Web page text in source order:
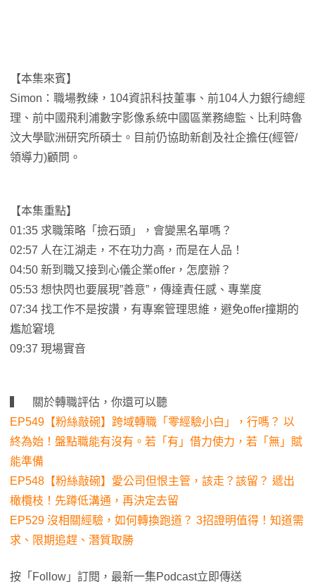
【本集來賓】
Simon：職場教練，104資訊科技董事、前104人力銀行總經
理、前中國飛利浦數字影像系統中國區業務總監、比利時魯
汶大學歐洲研究所碩士。目前仍協助新創及社企擔任(經管/
領導力)顧問。
【本集重點】
01:35 求職策略「撿石頭」，會變黑名單嗎？
02:57 人在江湖走，不在功力高，而是在人品！
04:50 新到職又接到心儀企業offer，怎麼辦？
05:53 想快閃也要展現”善意”，傳達責任感、專業度
07:34 找工作不是按讚，有專案管理思維，避免offer撞期的
尷尬窘境
09:37 現場實音
▍ 關於轉職評估，你還可以聽
EP549【粉絲敲碗】跨域轉職「零經驗小白」，行嗎？ 以
終為始！盤點職能有沒有。若「有」借力使力，若「無」賦
能準備
EP548【粉絲敲碗】愛公司但恨主管，該走？該留？ 遞出
橄欖枝！先蹲低溝通，再決定去留
EP529 沒相關經驗，如何轉換跑道？ 3招證明值得！知道需
求、限期追趕、潛質取勝
按「Follow」訂閱，最新一集Podcast立即傳送